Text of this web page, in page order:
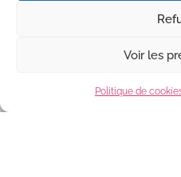
Voir les
Politique de
Mentions Légales